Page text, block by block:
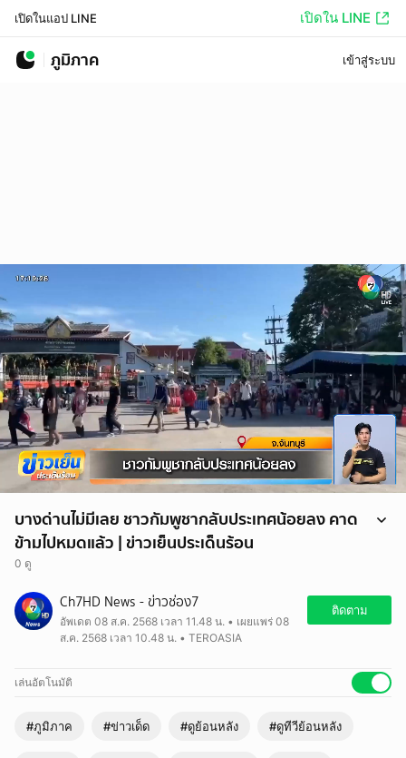
เปิดในแอป LINE เปิดใน LINE
ภูมิภาค เข้าสู่ระบบ
บางด่านไม่มีเลย ชาวกัมพูชากลับประเทศน้อยลง คาด
ข้ามไปหมดแล้ว | ข่าวเย็นประเด็นร้อน
0 ดู
Ch7HD News - ข่าวช่อง7
อัพเดต 08 ส.ค. 2568 เวลา 11.48 น. • เผยแพร่ 08
ส.ค. 2568 เวลา 10.48 น. • TEROASIA
ติดตาม
เล่นอัตโนมัติ
#ภูมิภาค #ข่าวเด็ด #ดูย้อนหลัง #ดูทีวีย้อนหลัง